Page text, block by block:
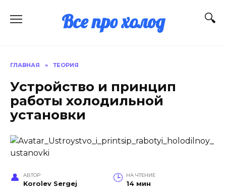
Все про холод
ГЛАВНАЯ » ТЕОРИЯ
Устройство и принцип
работы холодильной
установки
АВТОР
Korolev Sergej
НА ЧТЕНИЕ
14 мин